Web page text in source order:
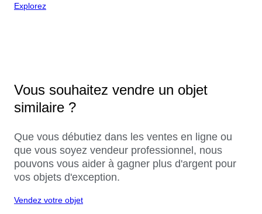
Explorez
Vous souhaitez vendre un objet
similaire ?
Que vous débutiez dans les ventes en ligne ou
que vous soyez vendeur professionnel, nous
pouvons vous aider à gagner plus d'argent pour
vos objets d'exception.
Vendez votre objet